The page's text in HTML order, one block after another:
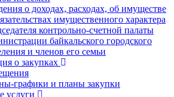
о доходах, расходах, об имуществе
имущественного характера
контрольно-счетной палаты
байкальского городского
и членов его семьи
о закупках
графики и планы закупки
услуги